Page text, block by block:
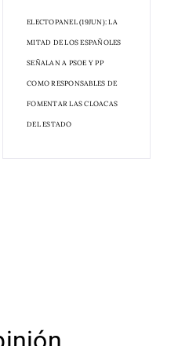
ELECTOPANEL (19JUN): LA
MITAD DE LOS ESPAÑOLES
SEÑALAN A PSOE Y PP
COMO RESPONSABLES DE
FOMENTAR LAS CLOACAS
DEL ESTADO